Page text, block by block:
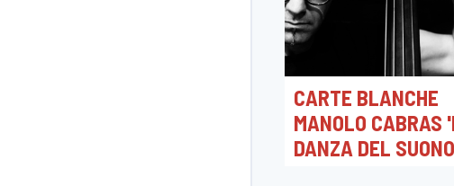
CARTE BLANCHE
MANOLO CABRAS
DANZA DEL